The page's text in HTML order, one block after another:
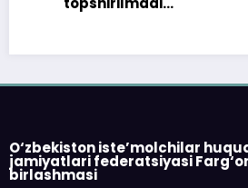
O‘zbekiston iste’molchilar
jamiyatlari federatsiyasi
birlashmasi